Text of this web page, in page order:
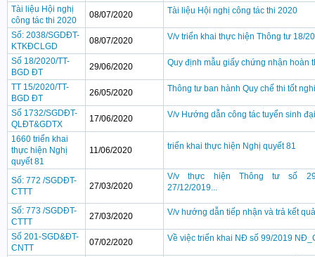
Tài liệu Hội nghị
công tác thi 2020
08/07/2020 Tài liệu Hội nghị công tác thi 2020
Số: 2038/SGDĐT-
KTKĐCLGD
08/07/2020 V/v triển khai thực hiện Thông tư 18/
Số 18/2020/TT-
BGD ĐT
29/06/2020 Quy định mẫu giấy chứng nhận hoàn
TT 15/2020/TT-
BGD ĐT
26/05/2020 Thông tư ban hành Quy chế thi tốt
Số 1732/SGDĐT-
QLĐT&GDTX
17/06/2020 V/v Hướng dẫn công tác tuyển sinh
1660 triển khai
thực hiện Nghị
quyết 81
11/06/2020 triển khai thực hiện Nghị quyết 81
Số: 772 /SGDĐT-
CTTT
27/03/2020
V/v thực hiện Thông tư số 29/
27/12/2019...
Số: 773 /SGDĐT-
CTTT
27/03/2020 V/v hướng dẫn tiếp nhận và trả kết
Số 201-SGD&ĐT-
CNTT
07/02/2020 Về việc triển khai NĐ số 99/2019